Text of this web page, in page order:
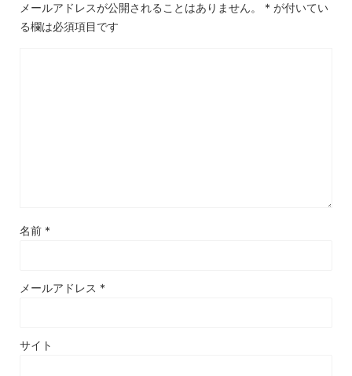
メールアドレスが公開されることはありません。 * が付いてい
る欄は必須項目です
名前 *
メールアドレス *
サイト